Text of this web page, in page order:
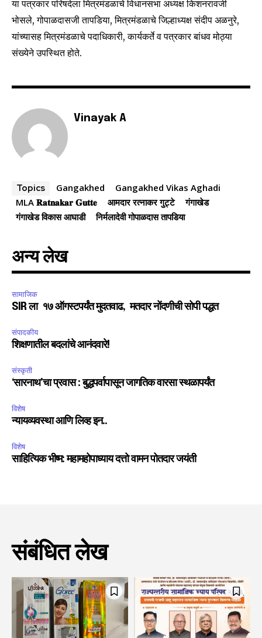
6,300
या पत्रकार परिषदेला मित्रमंडळाचे विधानसभा अध्यक्ष किशनरावजी
भोसले, गोपाळदासजी तापडिया, मित्रमंडळाचे जिल्हाध्यक्ष संदीप अळनुरे,
यांच्यासह मित्रमंडळाचे पदाधिकारी, कार्यकर्ते व पत्रकार बांधव मोठ्या
संख्येने उपस्थित होते.
Vinayak A
Topics Gangakhed
Gangakhed Vikas Aghadi
MLA 𝐑𝐚𝐭𝐧𝐚𝐤𝐚𝐫 𝐆𝐮𝐭𝐭𝐞
आमदार रत्नाकर गुट्टे
गंगाखेड
गंगाखेड विकास आघाडी
निर्मलादेवी गोपाळदास तापडिया
अन्य लेख
सामाजिक
SIR ला १७ ऑगस्टपर्यंत मुदतवाढ, मतदार नोंदणीची सोपी पद्धत
संपादकीय
शिक्षणातील बदलांचे आनंदवारे!
संस्कृती
‘सारनाथ’चा प्रवास : बुद्धपर्वापासून जागतिक वारसा स्थळापर्यंत
विशेष
न्यायव्यवस्था आणि लिव्ह इन..
विशेष
साहित्यिक भीष्म: महामहोपाध्याय दत्तो वामन पोतदार जयंती
संबंधित लेख